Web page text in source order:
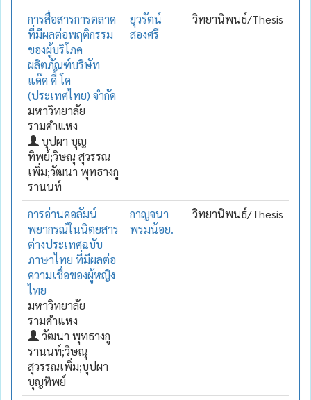
การสื่อสารการตลาด
ที่มีผลต่อพฤติกรรม
ของผู้บริโภค
ผลิตภัณฑ์บริษัท
แด๊ด ดี้ โด
(ประเทศไทย) จำกัด
มหาวิทยาลัย
รามคำแหง
บุปผา บุญ
ทิพย์;วิษณุ สุวรรณ
เพิ่ม;วัฒนา พุทธางกู
รานนท์
ยุวรัตน์
สองศรี
วิทยานิพนธ์/Thesis
การอ่านคอลัมน์
พยากรณ์ในนิตยสาร
ต่างประเทศฉบับ
ภาษาไทย ที่มีผลต่อ
ความเชื่อของผู้หญิง
ไทย
มหาวิทยาลัย
รามคำแหง
วัฒนา พุทธางกู
รานนท์;วิษณุ
สุวรรณเพิ่ม;บุปผา
บุญทิพย์
กาญจนา
พรมน้อย.
วิทยานิพนธ์/Thesis